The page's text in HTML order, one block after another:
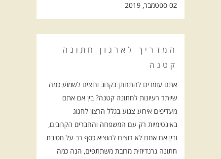
02 ספטמבר, 2019
המדריך לארגון חתונה
קטנה
אתם עומדים להתחתן בקרוב ורוצים לשמוע כמה
שיותר רעיונות לחתונה קטנה? בין אם אתם
מעדיפים אירוע צנוע בגלל הרצון לחגוג
באינטימיות רק עם המשפחה והחברים הקרובים,
ובין אם אתם לא רוצים להוציא כסף רב על מסיבת
חתונה גרנדיוזית מרובת משתתפים, הנה כמה